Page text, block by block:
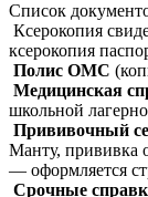
Список
Ксерокопия
ксерокопия
Полис ОМС
Медицинская
школьной
Прививочный
Манту, прививка
— оформляется
Срочные